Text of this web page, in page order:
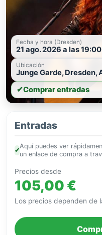
Fecha y hora (Dresden)
21 ago. 2026 a las 19:00
Ubicación
Junge Garde, Dresden,
✔Comprar entradas
Entradas
✔
Aquí puedes ver
un enlace de compra a
Precios desde
105,00 €
Los precios dependen de